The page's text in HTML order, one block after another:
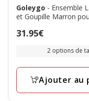
Goleygo - Ensemble
et Goupille Marron
Prix
31.95€
2 options de
Ajouter au